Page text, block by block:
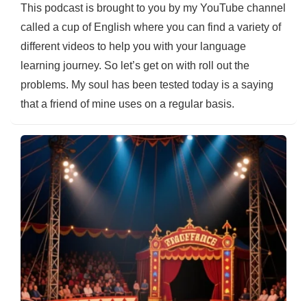
This podcast is brought to you by my YouTube channel
called a cup of English where you can find a variety of
different videos to help you with your language
learning journey. So let’s get on with roll out the
problems. My soul has been tested today is a saying
that a friend of mine uses on a regular basis.